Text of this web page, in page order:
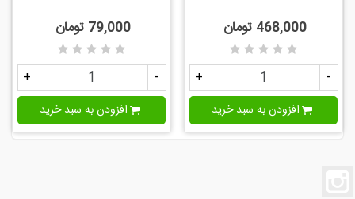
468,000 تومان
-
+
افزودن به سبد خرید
79,000 تومان
-
+
افزودن به سبد خرید